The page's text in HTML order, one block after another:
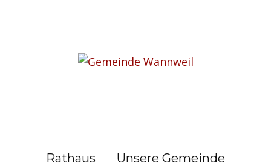
Rathaus
Unsere Gemeinde
Art des Mietverhältnisses